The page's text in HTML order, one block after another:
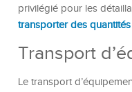
privilégié pour les
transporter des
Transport
Le transport